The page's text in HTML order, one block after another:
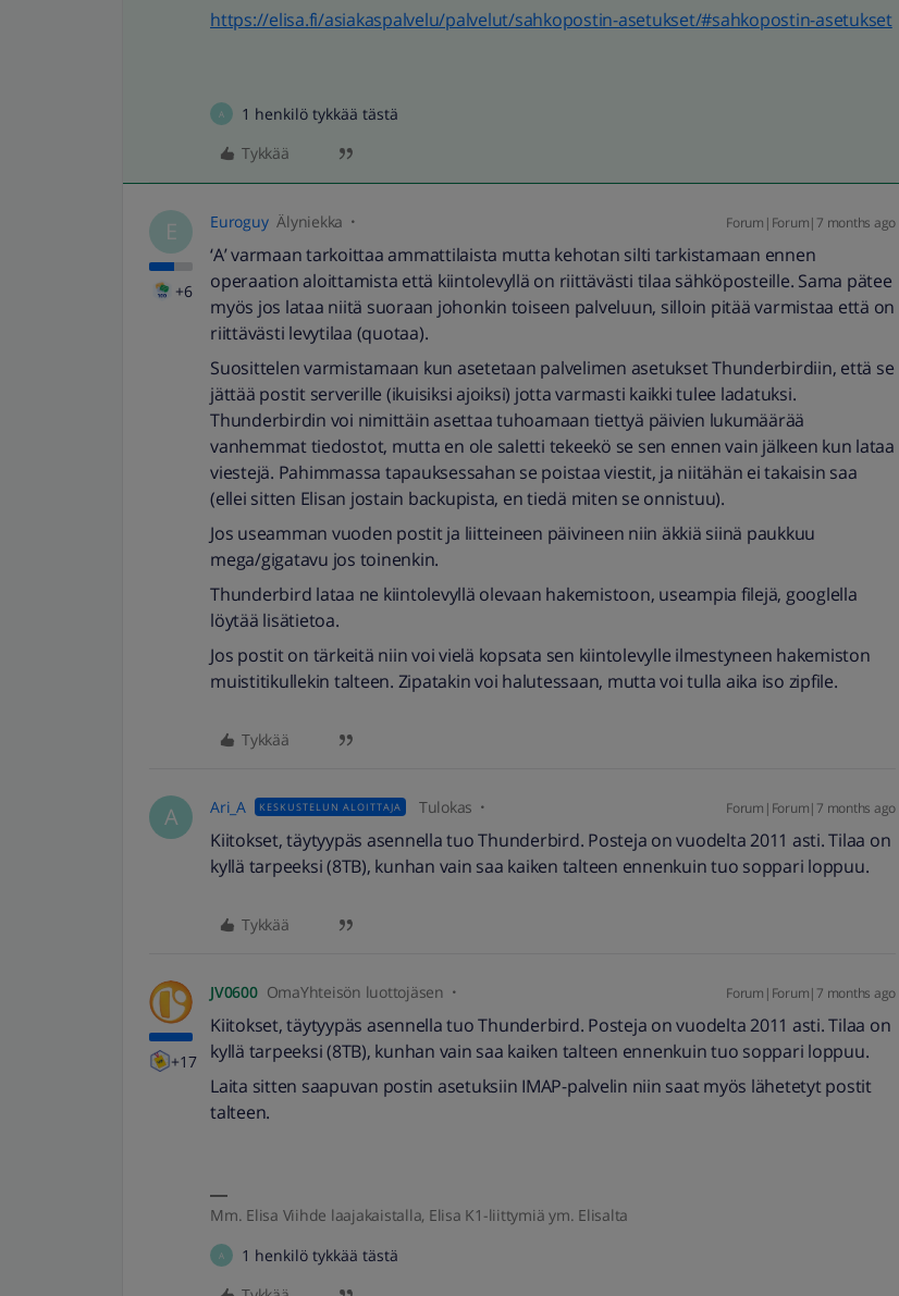
https://elisa.fi/asiakaspalvelu/palvelut/sahkopostin-asetukset/#sahkopostin-asetukset
A
1 henkilö tykkää tästä
Tykkää
E
+6
Euroguy Älyniekka Forum|Forum|7 months ago
‘A’ varmaan tarkoittaa ammattilaista mutta kehotan silti tarkistamaan ennen
operaation aloittamista että kiintolevyllä on riittävästi tilaa sähköposteille. Sama pätee
myös jos lataa niitä suoraan johonkin toiseen palveluun, silloin pitää varmistaa että on
riittävästi levytilaa (quotaa).
Suosittelen varmistamaan kun asetetaan palvelimen asetukset Thunderbirdiin, että se
jättää postit serverille (ikuisiksi ajoiksi) jotta varmasti kaikki tulee ladatuksi.
Thunderbirdin voi nimittäin asettaa tuhoamaan tiettyä päivien lukumäärää
vanhemmat tiedostot, mutta en ole saletti tekeekö se sen ennen vain jälkeen kun lataa
viestejä. Pahimmassa tapauksessahan se poistaa viestit, ja niitähän ei takaisin saa
(ellei sitten Elisan jostain backupista, en tiedä miten se onnistuu).
Jos useamman vuoden postit ja liitteineen päivineen niin äkkiä siinä paukkuu
mega/gigatavu jos toinenkin.
Thunderbird lataa ne kiintolevyllä olevaan hakemistoon, useampia filejä, googlella
löytää lisätietoa.
Jos postit on tärkeitä niin voi vielä kopsata sen kiintolevylle ilmestyneen hakemiston
muistitikullekin talteen. Zipatakin voi halutessaan, mutta voi tulla aika iso zipfile.
Tykkää
A Ari_A KESKUSTELUN ALOITTAJA Tulokas Forum|Forum|7 months ago
Kiitokset, täytyypäs asennella tuo Thunderbird. Posteja on vuodelta 2011 asti. Tilaa on
kyllä tarpeeksi (8TB), kunhan vain saa kaiken talteen ennenkuin tuo soppari loppuu.
Tykkää
+17
JV0600 OmaYhteisön luottojäsen Forum|Forum|7 months ago
Kiitokset, täytyypäs asennella tuo Thunderbird. Posteja on vuodelta 2011 asti. Tilaa on
kyllä tarpeeksi (8TB), kunhan vain saa kaiken talteen ennenkuin tuo soppari loppuu.
Laita sitten saapuvan postin asetuksiin IMAP-palvelin niin saat myös lähetetyt postit
talteen.
Mm. Elisa Viihde laajakaistalla, Elisa K1-liittymiä ym. Elisalta
A
1 henkilö tykkää tästä